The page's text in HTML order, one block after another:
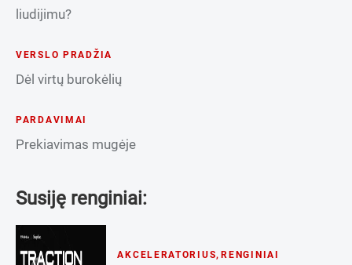
liudijimu?
VERSLO PRADŽIA
Dėl virtų burokėlių
PARDAVIMAI
Prekiavimas mugėje
Susiję renginiai:
AKCELERATORIUS, RENGINIAI